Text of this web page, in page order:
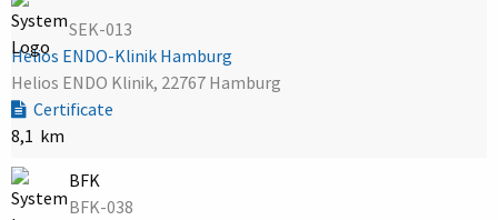
SEK-013
Helios ENDO-Klinik Hamburg
Helios ENDO Klinik, 22767 Hamburg
Certificate
8,1 km
BFK
BFK-038